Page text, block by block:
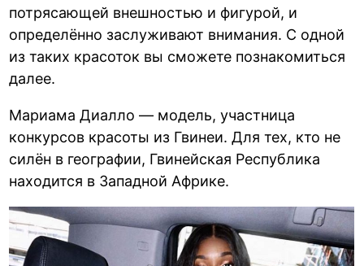
потрясающей внешностью и фигурой, и
определённо заслуживают внимания. С одной
из таких красоток вы сможете познакомиться
далее.
Мариама Диалло — модель, участница
конкурсов красоты из Гвинеи. Для тех, кто не
силён в географии, Гвинейская Республика
находится в Западной Африке.